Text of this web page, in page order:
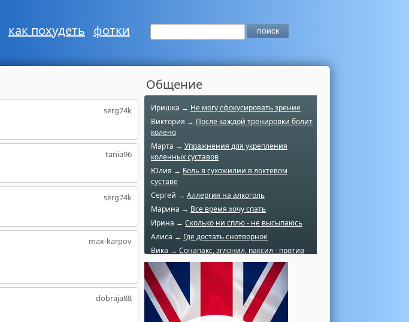
как похудеть фотки
serg74k
tania96
serg74k
max-karpov
dobraja88
Общение
Иришка → Не могу сфокусировать зрение
Виктория → После каждой тренировки болит
колено
Марта → Упражнения для укрепления
коленных суставов
Юлия → Боль в сухожилии в локтевом
суставе
Сергей → Аллергия на алкоголь
Марина → Все время хочу спать
Ирина → Сколько ни сплю - не высыпаюсь
Алиса → Где достать снотворное
Вика → Сонапакс, эглонил, паксил - против
чего?
Катерина →
Боль в колене при нагрузке
Алла →Болят коленные суставы
Паша Щ. →
Боль в коленной чашечке
Ульяна Ф. →Болят и хрустят колени